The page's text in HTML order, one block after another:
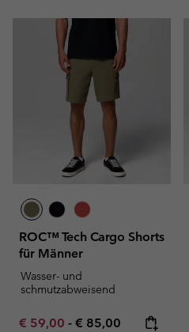
ROC™ Tech Cargo Shorts
für Männer
Wasser- und
schmutzabweisend
Minimum sale price:
€ 59,00 - Maximum price:
€ 85,00